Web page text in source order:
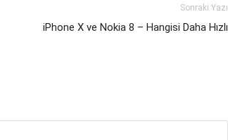
Sonraki Yazı
iPhone X ve Nokia 8 – Hangisi Daha Hızlı